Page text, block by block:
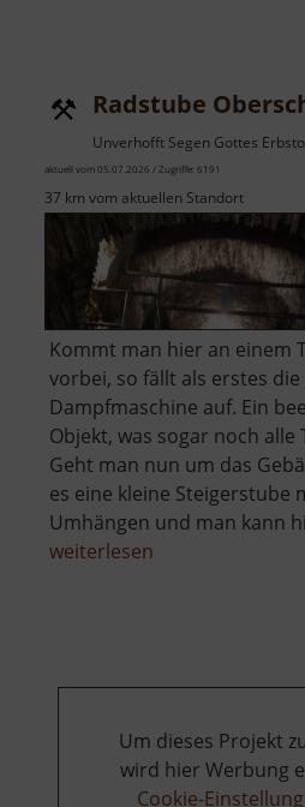
Radstube
Unverhofft Segen Gottes
aktuell vom 05.07.2026 / Zugriffe: 6191
37 km vom aktuellen Standort
Kommt man hier an einem
vorbei, so fällt als erstes
Dampfmaschine auf. Ein
Objekt, was sogar noch alle
Geht man nun um das
es eine kleine Steigerstube
Umhängen und man kann
weiterlesen
Um dieses Projekt
wird hier Werbung
Cookie-